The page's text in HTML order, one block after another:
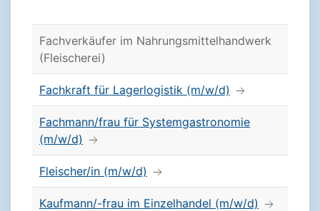
Fachverkäufer im Nahrungsmittelhandwerk
(Fleischerei)
Fachkraft für Lagerlogistik (m/w/d)
Fachmann/frau für Systemgastronomie
(m/w/d)
Fleischer/in (m/w/d)
Kaufmann/-frau im Einzelhandel (m/w/d)